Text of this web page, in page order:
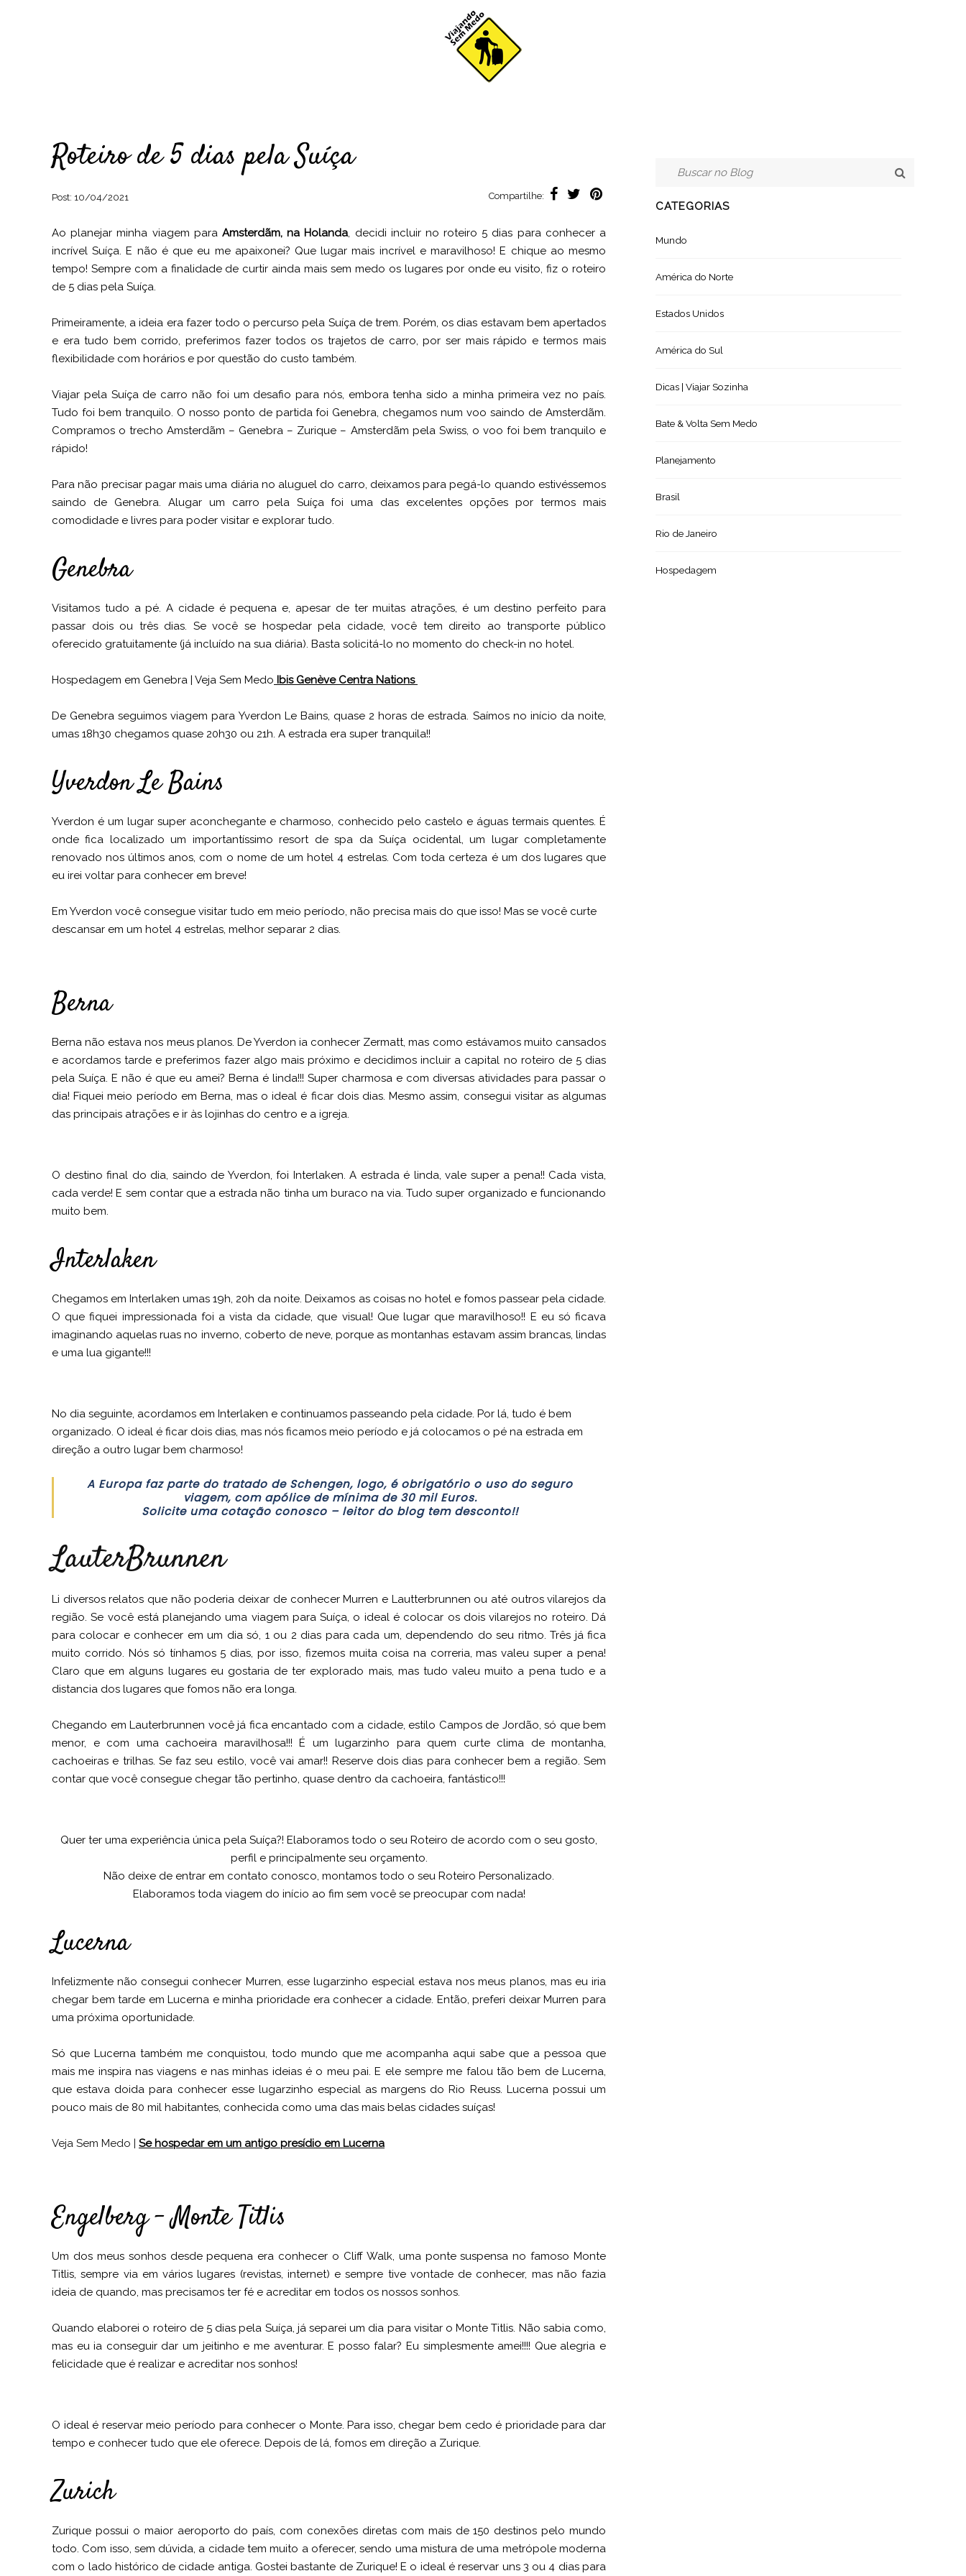
Roteiro de 5 dias pela Suíça
Post: 10/04/2021 Compartilhe:
Ao planejar minha viagem para Amsterdãm, na Holanda, decidi incluir no roteiro 5 dias para conhecer a
incrível Suíça. E não é que eu me apaixonei? Que lugar mais incrível e maravilhoso! E chique ao mesmo
tempo! Sempre com a finalidade de curtir ainda mais sem medo os lugares por onde eu visito, fiz o roteiro
de 5 dias pela Suíça.
Primeiramente, a ideia era fazer todo o percurso pela Suíça de trem. Porém, os dias estavam bem apertados
e era tudo bem corrido, preferimos fazer todos os trajetos de carro, por ser mais rápido e termos mais
flexibilidade com horários e por questão do custo também.
Viajar pela Suíça de carro não foi um desafio para nós, embora tenha sido a minha primeira vez no país.
Tudo foi bem tranquilo. O nosso ponto de partida foi Genebra, chegamos num voo saindo de Amsterdãm.
Compramos o trecho Amsterdãm – Genebra – Zurique – Amsterdãm pela Swiss, o voo foi bem tranquilo e
rápido!
Para não precisar pagar mais uma diária no aluguel do carro, deixamos para pegá-lo quando estivéssemos
saindo de Genebra. Alugar um carro pela Suíça foi uma das excelentes opções por termos mais
comodidade e livres para poder visitar e explorar tudo.
Genebra
Visitamos tudo a pé. A cidade é pequena e, apesar de ter muitas atrações, é um destino perfeito para
passar dois ou três dias. Se você se hospedar pela cidade, você tem direito ao transporte público
oferecido gratuitamente (já incluído na sua diária). Basta solicitá-lo no momento do check-in no hotel.
Hospedagem em Genebra | Veja Sem Medo Ibis Genève Centra Nations
De Genebra seguimos viagem para Yverdon Le Bains, quase 2 horas de estrada. Saímos no início da noite,
umas 18h30 chegamos quase 20h30 ou 21h. A estrada era super tranquila!!
Yverdon Le Bains
Yverdon é um lugar super aconchegante e charmoso, conhecido pelo castelo e águas termais quentes. É
onde fica localizado um importantíssimo resort de spa da Suíça ocidental, um lugar completamente
renovado nos últimos anos, com o nome de um hotel 4 estrelas. Com toda certeza é um dos lugares que
eu irei voltar para conhecer em breve!
Em Yverdon você consegue visitar tudo em meio período, não precisa mais do que isso! Mas se você curte
descansar em um hotel 4 estrelas, melhor separar 2 dias.
Berna
Berna não estava nos meus planos. De Yverdon ia conhecer Zermatt, mas como estávamos muito cansados
e acordamos tarde e preferimos fazer algo mais próximo e decidimos incluir a capital no roteiro de 5 dias
pela Suíça. E não é que eu amei? Berna é linda!!! Super charmosa e com diversas atividades para passar o
dia! Fiquei meio período em Berna, mas o ideal é ficar dois dias. Mesmo assim, consegui visitar as algumas
das principais atrações e ir às lojinhas do centro e a igreja.
O destino final do dia, saindo de Yverdon, foi Interlaken. A estrada é linda, vale super a pena!! Cada vista,
cada verde! E sem contar que a estrada não tinha um buraco na via. Tudo super organizado e funcionando
muito bem.
Interlaken
Chegamos em Interlaken umas 19h, 20h da noite. Deixamos as coisas no hotel e fomos passear pela cidade.
O que fiquei impressionada foi a vista da cidade, que visual! Que lugar que maravilhoso!! E eu só ficava
imaginando aquelas ruas no inverno, coberto de neve, porque as montanhas estavam assim brancas, lindas
e uma lua gigante!!!
No dia seguinte, acordamos em Interlaken e continuamos passeando pela cidade. Por lá, tudo é bem
organizado. O ideal é ficar dois dias, mas nós ficamos meio período e já colocamos o pé na estrada em
direção a outro lugar bem charmoso!
A Europa faz parte do tratado de Schengen, logo, é obrigatório o uso do seguro
viagem, com apólice de mínima de 30 mil Euros.
Solicite uma cotação conosco – leitor do blog tem desconto!!
LauterBrunnen
Li diversos relatos que não poderia deixar de conhecer Murren e Lautterbrunnen ou até outros vilarejos da
região. Se você está planejando uma viagem para Suíça, o ideal é colocar os dois vilarejos no roteiro. Dá
para colocar e conhecer em um dia só, 1 ou 2 dias para cada um, dependendo do seu ritmo. Três já fica
muito corrido. Nós só tínhamos 5 dias, por isso, fizemos muita coisa na correria, mas valeu super a pena!
Claro que em alguns lugares eu gostaria de ter explorado mais, mas tudo valeu muito a pena tudo e a
distancia dos lugares que fomos não era longa.
Chegando em Lauterbrunnen você já fica encantado com a cidade, estilo Campos de Jordão, só que bem
menor, e com uma cachoeira maravilhosa!!! É um lugarzinho para quem curte clima de montanha,
cachoeiras e trilhas. Se faz seu estilo, você vai amar!! Reserve dois dias para conhecer bem a região. Sem
contar que você consegue chegar tão pertinho, quase dentro da cachoeira, fantástico!!!
Quer ter uma experiência única pela Suíça?! Elaboramos todo o seu Roteiro de acordo com o seu gosto,
perfil e principalmente seu orçamento.
Não deixe de entrar em contato conosco, montamos todo o seu Roteiro Personalizado.
Elaboramos toda viagem do início ao fim sem você se preocupar com nada!
Lucerna
Infelizmente não consegui conhecer Murren, esse lugarzinho especial estava nos meus planos, mas eu iria
chegar bem tarde em Lucerna e minha prioridade era conhecer a cidade. Então, preferi deixar Murren para
uma próxima oportunidade.
Só que Lucerna também me conquistou, todo mundo que me acompanha aqui sabe que a pessoa que
mais me inspira nas viagens e nas minhas ideias é o meu pai. E ele sempre me falou tão bem de Lucerna,
que estava doida para conhecer esse lugarzinho especial as margens do Rio Reuss. Lucerna possui um
pouco mais de 80 mil habitantes, conhecida como uma das mais belas cidades suíças!
Veja Sem Medo | Se hospedar em um antigo presídio em Lucerna
Engelberg – Monte Titlis
Um dos meus sonhos desde pequena era conhecer o Cliff Walk, uma ponte suspensa no famoso Monte
Titlis, sempre via em vários lugares (revistas, internet) e sempre tive vontade de conhecer, mas não fazia
ideia de quando, mas precisamos ter fé e acreditar em todos os nossos sonhos.
Quando elaborei o roteiro de 5 dias pela Suíça, já separei um dia para visitar o Monte Titlis. Não sabia como,
mas eu ia conseguir dar um jeitinho e me aventurar. E posso falar? Eu simplesmente amei!!!! Que alegria e
felicidade que é realizar e acreditar nos sonhos!
O ideal é reservar meio período para conhecer o Monte. Para isso, chegar bem cedo é prioridade para dar
tempo e conhecer tudo que ele oferece. Depois de lá, fomos em direção a Zurique.
Zurich
Zurique possui o maior aeroporto do país, com conexões diretas com mais de 150 destinos pelo mundo
todo. Com isso, sem dúvida, a cidade tem muito a oferecer, sendo uma mistura de uma metrópole moderna
com o lado histórico de cidade antiga. Gostei bastante de Zurique! E o ideal é reservar uns 3 ou 4 dias para
CATEGORIAS
Mundo
América do Norte
Estados Unidos
América do Sul
Dicas | Viajar Sozinha
Bate & Volta Sem Medo
Planejamento
Brasil
Rio de Janeiro
Hospedagem